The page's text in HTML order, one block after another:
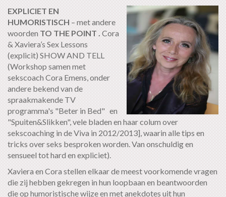
EXPLICIET EN
HUMORISTISCH – met andere
woorden TO THE POINT . Cora
& Xaviera’s Sex Lessons
(explicit) SHOW AND TELL
(Workshop samen met
sekscoach Cora Emens, onder
andere bekend van de
spraakmakende TV
programma's "Beter in Bed" en
"Spuiten&Slikken", vele bladen en haar colum over
sekscoaching in de Viva in 2012/2013], waarin alle tips en
tricks over seks besproken worden. Van onschuldig en
sensueel tot hard en expliciet).
Xaviera en Cora stellen elkaar de meest voorkomende vragen
die zij hebben gekregen in hun loopbaan en beantwoorden
die op humoristische wijze en met anekdotes uit hun